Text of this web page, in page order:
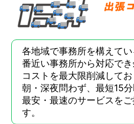
各地域で事務所を構えて
番近い事務所から対応で
コストを最大限削減して
朝・深夜問わず、最短15分
最安・最速のサービスを
す。